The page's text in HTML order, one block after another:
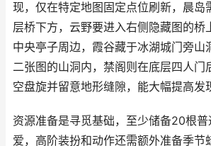
现，仅在特定地图固定点位刷新，晨岛
层桥下方，云野要进入右侧隐藏图的桥
中央亭子周边，霞谷藏于冰湖城门旁山
二张图的山洞内，禁阁则在底层四人门
空盘旋并留意地形缝隙，能大幅提高发
资源准备是寻觅基础，至少储备20根
爱，高阶装扮和动作还需额外准备季节